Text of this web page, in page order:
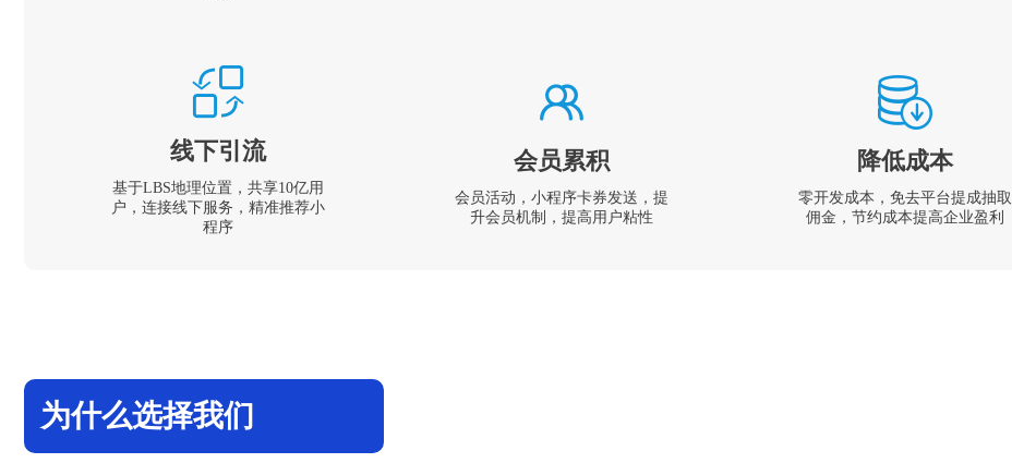
线下引流
基于LBS地理位置，共享10亿用
户，连接线下服务，精准推荐小
程序
会员累积
会员活动，小程序卡券发送，提
升会员机制，提高用户粘性
降低成本
零开发成本，免去平台提成抽取
佣金，节约成本提高企业盈利
为什么选择我们